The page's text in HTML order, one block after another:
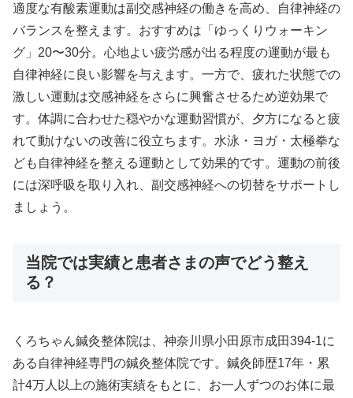
適度な有酸素運動は副交感神経の働きを高め、自律神経の
バランスを整えます。おすすめは「ゆっくりウォーキン
グ」20〜30分。心地よい疲労感が出る程度の運動が最も
自律神経に良い影響を与えます。一方で、疲れた状態での
激しい運動は交感神経をさらに興奮させるため逆効果で
す。体調に合わせた穏やかな運動習慣が、夕方になると疲
れて動けないの改善に役立ちます。水泳・ヨガ・太極拳な
ども自律神経を整える運動として効果的です。運動の前後
には深呼吸を取り入れ、副交感神経への切替をサポートし
ましょう。
当院では実績と患者さまの声でどう整え
る？
くろちゃん鍼灸整体院は、神奈川県小田原市成田394-1に
ある自律神経専門の鍼灸整体院です。鍼灸師歴17年・累
計4万人以上の施術実績をもとに、お一人ずつのお体に最